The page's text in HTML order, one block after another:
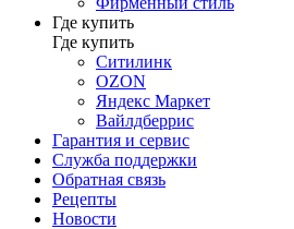
Где купить
Где купить
Ситилинк
OZON
Яндекс Маркет
Вайлдберрис
Гарантия и сервис
Служба поддержки
Обратная связь
Рецепты
Новости